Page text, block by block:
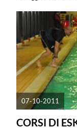
07-10-2011
CORSI DI